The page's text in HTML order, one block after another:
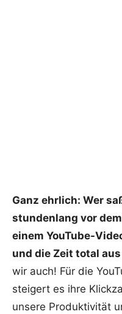
Ganz ehrlich: Wer
stundenlang vor
einem YouTube-
und die Zeit total
wir auch! Für die
steigert es ihre
unsere Produktivität